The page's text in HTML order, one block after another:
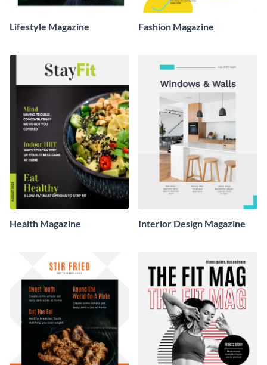
Lifestyle Magazine Fashion Magazine
Health Magazine Interior Design Magazine